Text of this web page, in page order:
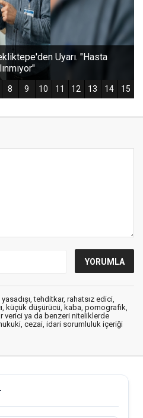
tehditkar, rahatsız edici,
küçük düşürücü, kaba, pornografik,
verici ya da benzeri niteliklerde
cezai, idari sorumluluk içeriği